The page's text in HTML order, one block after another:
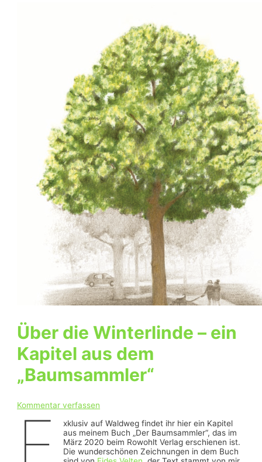
Über die Winterlinde – ein
Kapitel aus dem
„Baumsammler“
Kommentar verfassen
E
xklusiv auf Waldweg findet ihr hier ein Kapitel
aus meinem Buch „Der Baumsammler“, das im
März 2020 beim Rowohlt Verlag erschienen ist.
Die wunderschönen Zeichnungen in dem Buch